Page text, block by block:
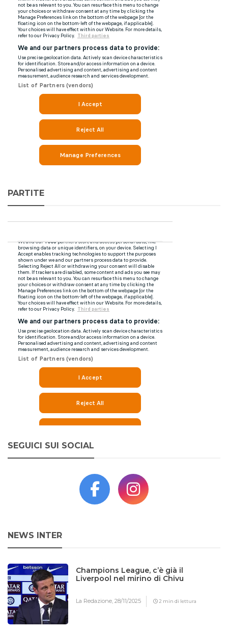
PARTITE
SEGUICI SUI SOCIAL
NEWS INTER
Champions League, c’è già il
Liverpool nel mirino di Chivu
La Redazione,28/11/2025 2 min di lettura